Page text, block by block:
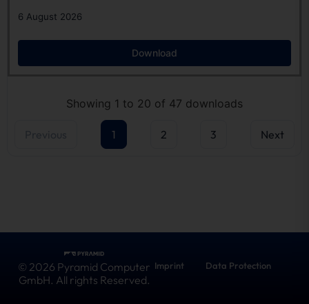
6 August 2026
Download
Showing 1 to 20 of 47 downloads
1 2 3 Next
© 2026 Pyramid Computer
GmbH. All rights Reserved.
Imprint Data Protection